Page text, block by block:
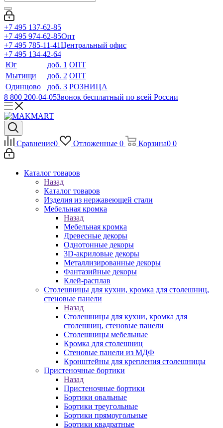
+7 495 137-62-85
+7 495 974-62-85Опт
+7 495 785-11-41Центральный офис
+7 495 134-42-64
Юг
доб. 1 ОПТ
Мытищи
доб. 2 ОПТ
Одинцово
доб. 3 РОЗНИЦА
8 800 200-04-05Звонок бесплатный по всей России
Сравнение0 Отложенные 0 Корзина0 0
Каталог товаров
Назад
Каталог товаров
Изделия из нержавеющей стали
Мебельная кромка
Назад
Мебельная кромка
Древесные декоры
Однотонные декоры
3D-акриловые декоры
Металлизированные декоры
Фантазийные декоры
Клей-расплав
Столешницы для кухни, кромка для столешниц,
стеновые панели
Назад
Столешницы для кухни, кромка для
столешниц, стеновые панели
Столешницы мебельные
Кромка для столешниц
Стеновые панели из МДФ
Кронштейны для крепления столешницы
Пристеночные бортики
Назад
Пристеночные бортики
Бортики овальные
Бортики треугольные
Бортики прямоугольные
Бортики квадратные